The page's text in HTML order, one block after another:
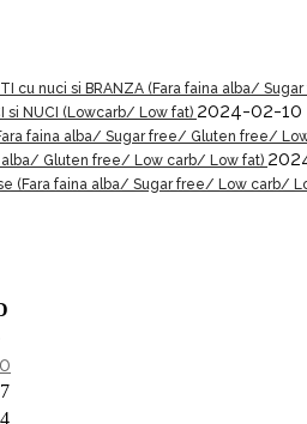
cu nuci si BRANZA (Fara faina alba/
si NUCI (Lowcarb/ Low fat) 2024-02-10
faina alba/ Sugar free/ Gluten free/
alba/ Gluten free/ Low carb/ Low fat)
(Fara faina alba/ Sugar free/ Low carb/